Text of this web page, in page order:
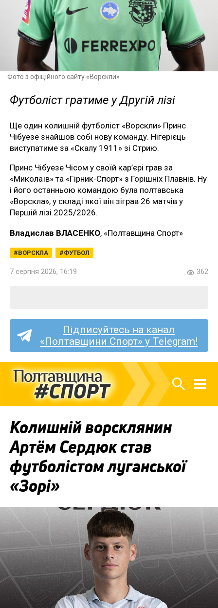
Фото з офіційного сайту «Ворскли»
Футболіст гратиме у Другій лізі
Ще один колишній футболіст «Ворскли» Принс
Чібуезе знайшов собі нову команду. Нігерієць
виступатиме за «Скалу 1911» зі Стрию.
Принс Чібуезе Чісом у своїй кар’єрі грав за
«Миколаїв» та «Гірник-Спорт» з Горішніх Плавнів. Ну
і його останньою командою була полтавська
«Ворскла», у складі якої він зіграв 26 матчів у
Першій лізі 2025/2026.
Владислав ВЛАСЕНКО, «Полтавщина Спорт»
ВОРСКЛА ФУТБОЛ
7 серпня 2026, 16:19 362
Підписуйтесь на канал
«Полтавщини Спорт» у Telegram!
Колишній ворсклянин
Артём Сердюк став
футболістом луганської
«Зорі»